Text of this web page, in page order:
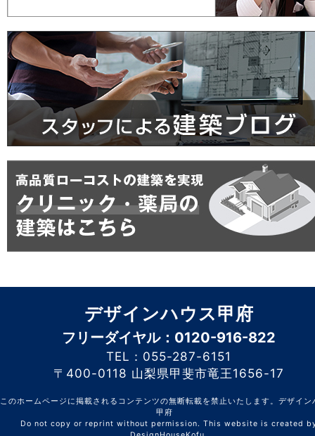
デザインハウス甲府
フリーダイヤル：0120-916-822
TEL：055-287-6151
〒400-0118 山梨県甲斐市竜王1656-17
このホームページに掲載されるコンテンツの無断転載を禁止いたします。デザイン
甲府
Do not copy or reprint without permission. This website is created